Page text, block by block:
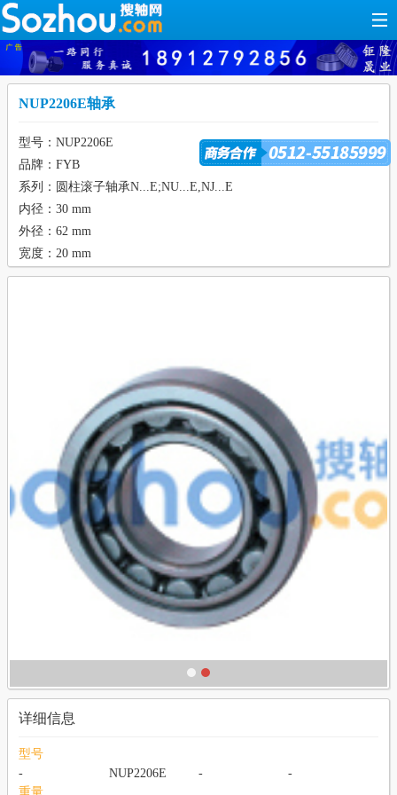
NUP2206E轴承
型号：NUP2206E
品牌：FYB
系列：圆柱滚子轴承N...E;NU...E,NJ...E
内径：30 mm
外径：62 mm
宽度：20 mm
详细信息
型号
-
NUP2206E -
-
重量